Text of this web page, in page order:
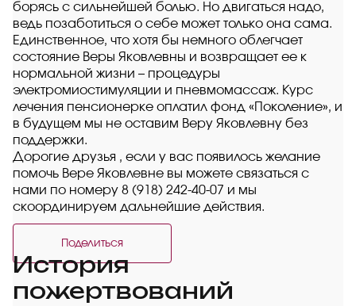
борясь с сильнейшей болью. Но двигаться надо,
ведь позаботиться о себе может только она сама.
Единственное, что хотя бы немного облегчает
состояние Веры Яковлевны и возвращает ее к
нормальной жизни – процедуры
электромиостимуляции и пневмомассаж. Курс
лечения пенсионерке оплатил фонд «Поколение», и
в будущем мы не оставим Веру Яковлевну без
поддержки.
Дорогие друзья , если у вас появилось желание
помочь Вере Яковлевне вы можете связаться с
нами по номеру 8 (918) 242-40-07 и мы
скоординируем дальнейшие действия.
Поделиться
История
пожертвований